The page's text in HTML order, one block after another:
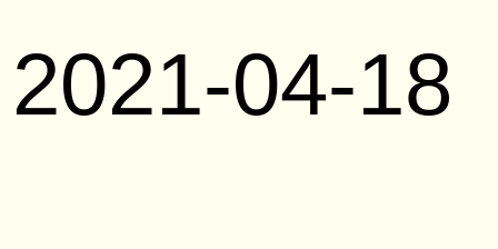
2021-04-18